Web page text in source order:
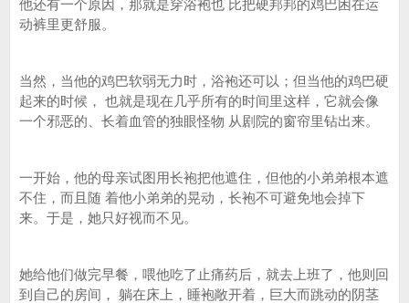
他还有一个原因，那就是穿浴袍也 比把硬邦邦的鸡巴困在运
动裤里更舒服。
当然，当他的鸡巴软弱无力时，浴袍还可以；但当他的鸡巴硬
起来的时候， 也就是现在几乎所有的时间里这样，它就会像
一个邪恶的、长着血管的独眼怪物 从剧院的窗帘里钻出来。
一开始，他的母亲试图用长袍把他遮住，但他的小弟弟根本遮
不住，而且随 着他小弟弟的晃动，长袍不可避免地会掉下
来。于是，她只好视而不见。
她给他们做完早餐，喂他吃了止痛药后，就去上班了，他则回
到自己的房间， 躺在床上，睡袍敞开着，巨大而跳动的阴茎